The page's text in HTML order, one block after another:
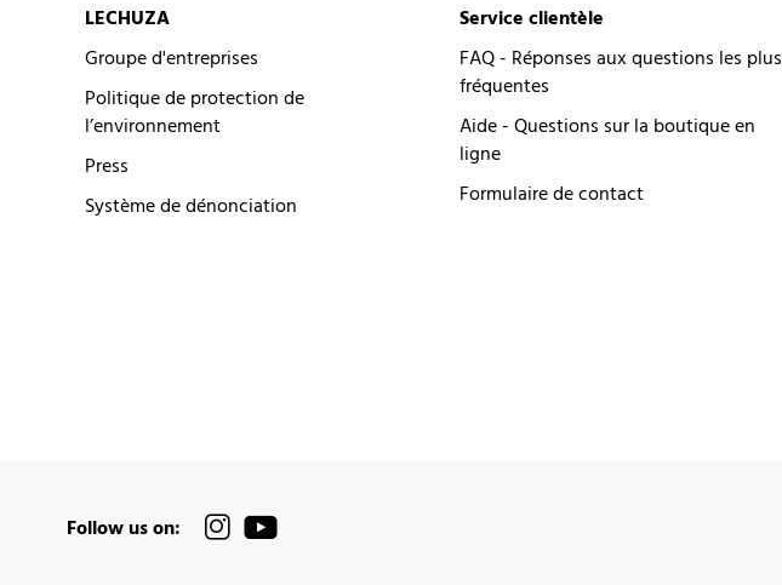
LECHUZA
Groupe d'entreprises
Politique de protection de
l’environnement
Press
Système de dénonciation
Service clientèle
FAQ - Réponses aux questions les plus
fréquentes
Aide - Questions sur la boutique en
ligne
Formulaire de contact
Follow us on: